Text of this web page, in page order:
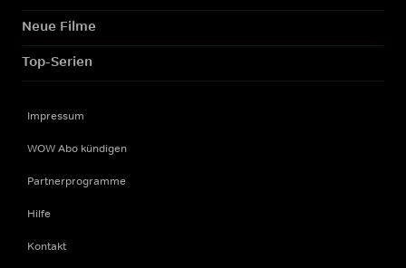
Neue Filme
Top-Serien
Impressum
WOW Abo kündigen
Partnerprogramme
Hilfe
Kontakt